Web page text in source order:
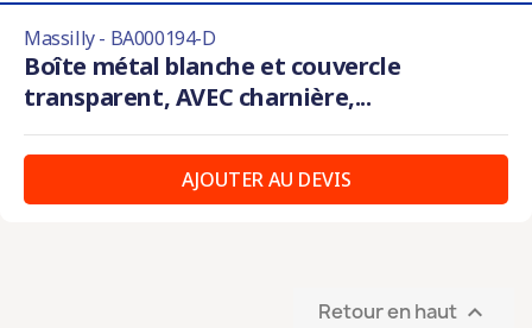
Massilly - BA000194-D
Boîte métal blanche et couvercle
transparent, AVEC charnière,...
AJOUTER AU DEVIS
Retour en haut 